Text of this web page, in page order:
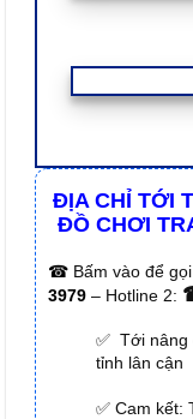
ĐỊA CHỈ TỚI
ĐỒ CHƠI
☎ Bấm vào để
3979 – Hotline 2:
✅ Tới nâng
tỉnh lân cận
✅ Cam kết: